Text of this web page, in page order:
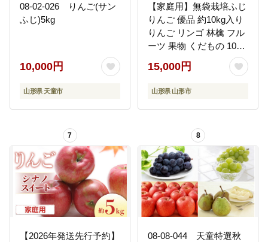
08-02-026 りんご(サン
ふじ)5kg
10,000円
山形県 天童市
【家庭用】無袋栽培ふじ
りんご 優品 約10kg入り
りんご リンゴ 林檎 フル
ーツ 果物 くだもの 10キ
ロ 送料無料 山形【令和8
年産先行予約】FS25-
763
15,000円
山形県 山形市
7
【2026年発送先行予約】
8
08-08-044 天童特選秋